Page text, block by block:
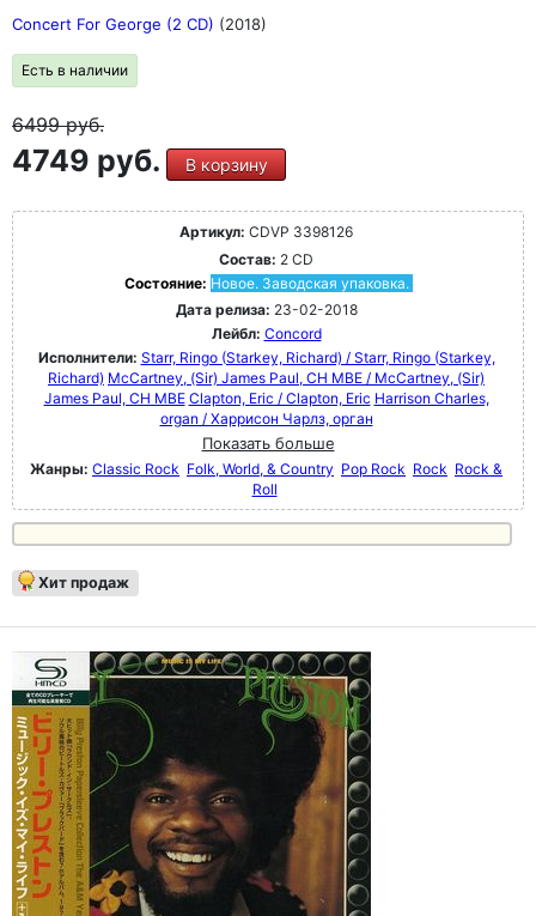
Concert For George (2 CD) (2018)
Есть в наличии
6499руб.
4749 руб. В корзину
Артикул: CDVP 3398126
Состав: 2 CD
Состояние: Новое. Заводская упаковка.
Дата релиза: 23-02-2018
Лейбл: Concord
Исполнители: Starr, Ringo (Starkey, Richard) / Starr, Ringo (Starkey,
Richard) McCartney, (Sir) James Paul, CH MBE / McCartney, (Sir)
James Paul, CH MBE Clapton, Eric / Clapton, Eric Harrison Charles,
organ / Харрисон Чарлз, орган
Показать больше
Жанры: Classic Rock Folk, World, & Country Pop Rock Rock Rock &
Roll
Хит продаж